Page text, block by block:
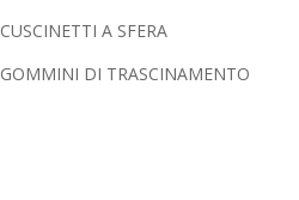
CUSCINETTI A SFERA
GOMMINI DI TRASCINAMENTO